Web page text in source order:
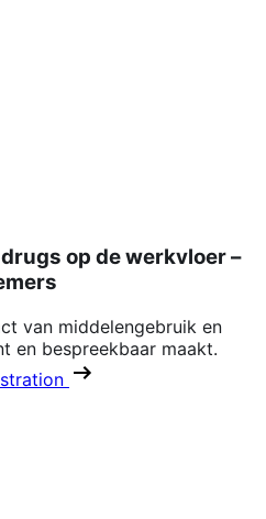
op de werkvloer –
van middelengebruik en
en bespreekbaar maakt.